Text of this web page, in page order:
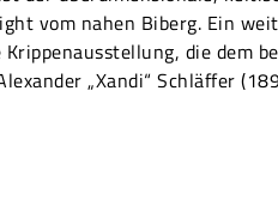
vom nahen Biberg. Ein
die dem
„Xandi“ Schläffer